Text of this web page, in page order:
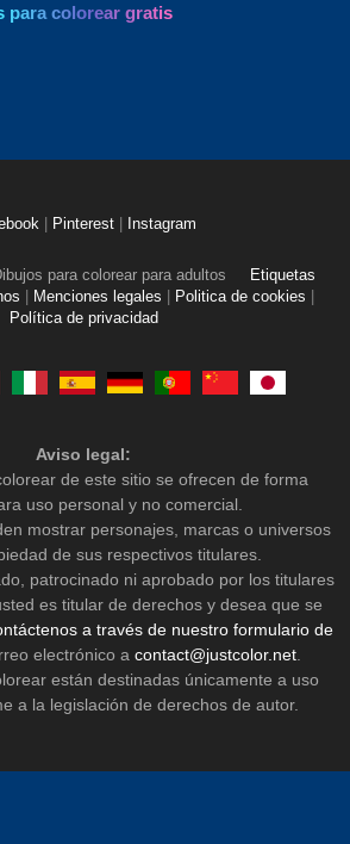
para colorear gratis
Pinterest Instagram
para colorear para adultos
Etiquetas
Menciones legales Politica de cookies
Política de privacidad
Aviso legal:
de este sitio se ofrecen de forma
uso personal y no comercial.
mostrar personajes, marcas o universos
de sus respectivos titulares.
patrocinado ni aprobado por los titulares
es titular de derechos y desea que se
a través de nuestro formulario de
electrónico a contact@justcolor.net.
están destinadas únicamente a uso
a la legislación de derechos de autor.